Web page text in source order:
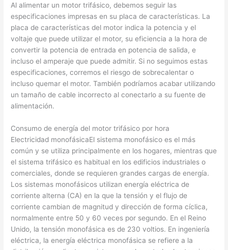
Al alimentar un motor trifásico, debemos seguir las
especificaciones impresas en su placa de características. La
placa de características del motor indica la potencia y el
voltaje que puede utilizar el motor, su eficiencia a la hora de
convertir la potencia de entrada en potencia de salida, e
incluso el amperaje que puede admitir. Si no seguimos estas
especificaciones, corremos el riesgo de sobrecalentar o
incluso quemar el motor. También podríamos acabar utilizando
un tamaño de cable incorrecto al conectarlo a su fuente de
alimentación.
Consumo de energía del motor trifásico por hora
Electricidad monofásicaEl sistema monofásico es el más
común y se utiliza principalmente en los hogares, mientras que
el sistema trifásico es habitual en los edificios industriales o
comerciales, donde se requieren grandes cargas de energía.
Los sistemas monofásicos utilizan energía eléctrica de
corriente alterna (CA) en la que la tensión y el flujo de
corriente cambian de magnitud y dirección de forma cíclica,
normalmente entre 50 y 60 veces por segundo. En el Reino
Unido, la tensión monofásica es de 230 voltios. En ingeniería
eléctrica, la energía eléctrica monofásica se refiere a la